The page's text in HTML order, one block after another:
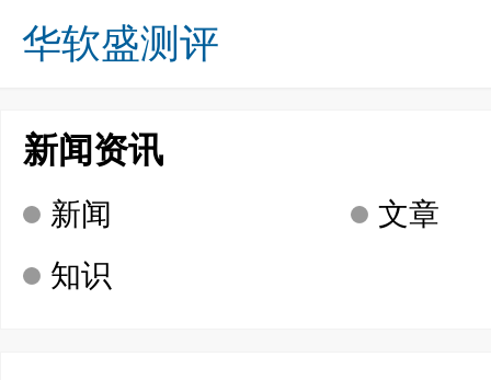
华软盛测评
新闻资讯
新闻
文章
知识